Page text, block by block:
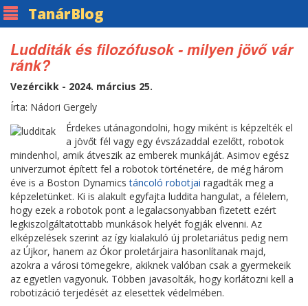
TanárBlog
Ludditák és filozófusok - milyen jövő vár
ránk?
Vezércikk - 2024. március 25.
Írta: Nádori Gergely
Érdekes utánagondolni, hogy miként is képzelték el
a jövőt fél vagy egy évszázaddal ezelőtt, robotok
mindenhol, amik átveszik az emberek munkáját. Asimov egész
univerzumot épített fel a robotok történetére, de még három
éve is a Boston Dynamicstáncoló robotjai ragadták meg a
képzeletünket. Ki is alakult egyfajta luddita hangulat, a félelem,
hogy ezek a robotok pont a legalacsonyabban fizetett ezért
legkiszolgáltatottabb munkások helyét fogják elvenni. Az
elképzelések szerint az így kialakuló új proletariátus pedig nem
az Újkor, hanem az Ókor proletárjaira hasonlítanak majd,
azokra a városi tömegekre, akiknek valóban csak a gyermekeik
az egyetlen vagyonuk. Többen javasolták, hogy korlátozni kell a
robotizáció terjedését az elesettek védelmében.